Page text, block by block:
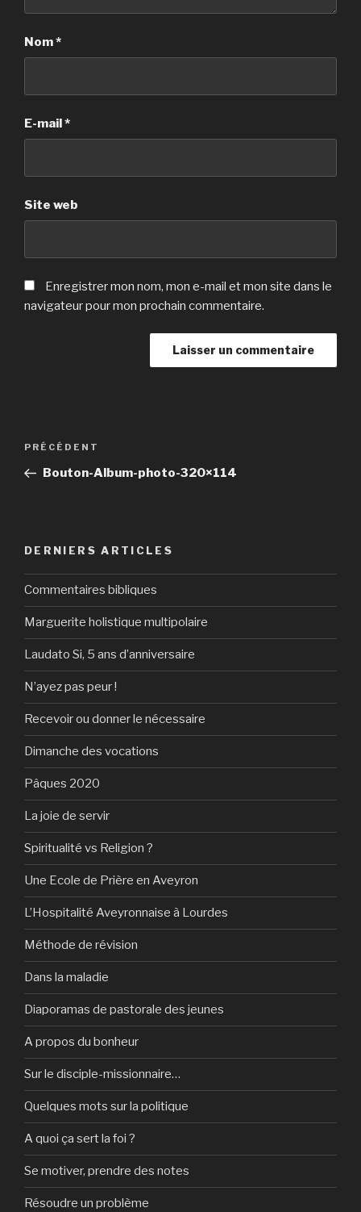
Nom*
E-mail*
Site web
Enregistrer mon nom, mon e-mail et mon site dans le
navigateur pour mon prochain commentaire.
Navigation
l’article
Article
précédent
PRÉCÉDENT
Bouton-Album-photo-320×114
DERNIERS ARTICLES
Commentaires bibliques
Marguerite holistique multipolaire
Laudato Si, 5 ans d’anniversaire
N’ayez pas peur !
Recevoir ou donner le nécessaire
Dimanche des vocations
Pâques 2020
La joie de servir
Spiritualité vs Religion ?
Une Ecole de Prière en Aveyron
L’Hospitalité Aveyronnaise à Lourdes
Méthode de révision
Dans la maladie
Diaporamas de pastorale des jeunes
A propos du bonheur
Sur le disciple-missionnaire…
Quelques mots sur la politique
A quoi ça sert la foi ?
Se motiver, prendre des notes
Résoudre un problème